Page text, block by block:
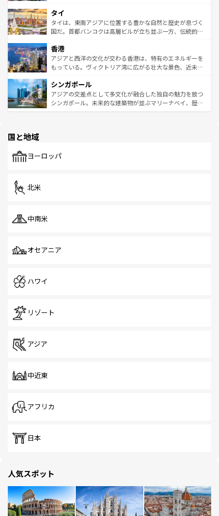
リティに包まれながら、韓国の多彩な魅力を心ゆくまで味
わってみてほしい。 なお、新着の韓国情報はコンテンツ一
覧を参照してほしい。
急速な発展と共に伝統が息づく。ハノイの古い町並みやホ
ーチミン市のフランス統治時代の建物も、独特の雰囲気を
醸し出している。また、バラエティの豊かさとおいしさで
とつ。フォーやバインミー、ベトナムコーヒーなどは、ぜ
ひ現地で味わいたい。どの地域を訪れてもあたたかい人々
が旅行者を迎えてくれるので、きっと忘れられない旅にな
参照してほしい。
タイ
タイは、東南アジアに位置する豊かな自然と歴史が息づく
国だ。首都バンコクは高層ビルが立ち並ぶ一方、伝統的な
の活気が交差している。北部ではチェンマイなどの山岳地
帯で自然と触れ合い、南部ではプーケットやクラビの美し
いビーチでリゾート気分を楽しむことができる。タイ料理
激する。気候は一年中温暖で、どの季節にも異なる楽しみ
が待っている。親しみやすいタイの人々、仏教を中心とし
た文化、そして多様な観光資源が、訪れる旅人を魅了し続
香港
アジアと西洋の文化が交わる香港は、特有のエネルギーを
もっている。ヴィクトリア湾に広がる壮大な景色、近未来
み、どこを訪れても感動するはず。観光スポットが密集し
ており、効率よく見どころを回れるのも魅力。息をのむよ
うな絶景から文化的な体験まで、香港を存分に楽しみ尽く
シンガポール
アジアの交差点として多文化が融合した独自の魅力を放つ
シンガポール。未来的な建築物が並ぶマリーナベイ、歴史
で、ホーカーズは地元の風情を楽しめる外せないスポット
国と地域
ヨーロッパ
北米
中南米
オセアニア
ハワイ
リゾート
アジア
中近東
アフリカ
日本
人気スポット